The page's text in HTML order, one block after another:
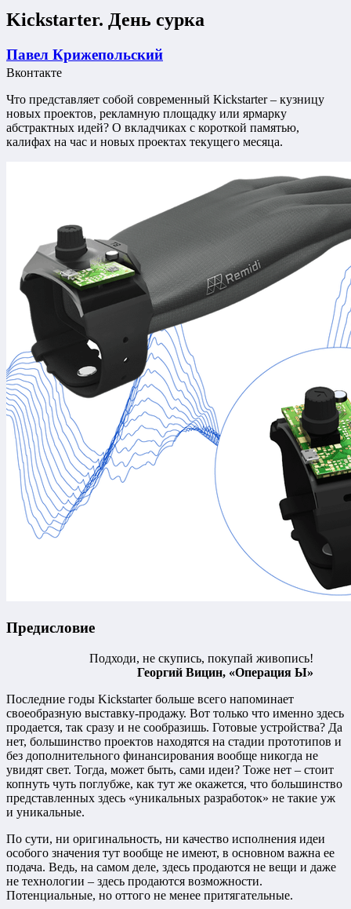
Kickstarter. День сурка
Павел Крижепольский
Вконтакте
Что представляет собой современный Kickstarter – кузницу
новых проектов, рекламную площадку или ярмарку
абстрактных идей? О вкладчиках с короткой памятью,
калифах на час и новых проектах текущего месяца.
Предисловие
Подходи, не скупись, покупай живопись!
Георгий Вицин, «Операция Ы»
Последние годы Kickstarter больше всего напоминает
своеобразную выставку-продажу. Вот только что именно здесь
продается, так сразу и не сообразишь. Готовые устройства? Да
нет, большинство проектов находятся на стадии прототипов и
без дополнительного финансирования вообще никогда не
увидят свет. Тогда, может быть, сами идеи? Тоже нет – стоит
копнуть чуть поглубже, как тут же окажется, что большинство
представленных здесь «уникальных разработок» не такие уж
и уникальные.
По сути, ни оригинальность, ни качество исполнения идеи
особого значения тут вообще не имеют, в основном важна ее
подача. Ведь, на самом деле, здесь продаются не вещи и даже
не технологии – здесь продаются возможности.
Потенциальные, но оттого не менее притягательные.